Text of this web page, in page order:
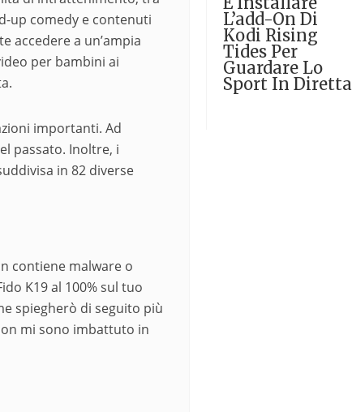
up comedy e contenuti
accedere a un’ampia
per bambini ai
importanti. Ad
passato. Inoltre, i
in 82 diverse
contiene malware o
K19 al 100% sul tuo
spiegherò di seguito più
mi sono imbattuto in
L’add-On Di
Kodi Rising
Tides Per
Guardare Lo
Sport In Diretta